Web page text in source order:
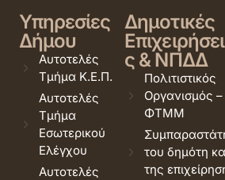
Υπηρεσίες
Δήμου
Αυτοτελές
Τμήμα Κ.Ε.Π.
Αυτοτελές
Τμήμα
Εσωτερικού
Ελέγχου
Αυτοτελές
Δημοτικές
Επιχειρήσει
ς & ΝΠΔΔ
Πολιτιστικός
Οργανισμός –
ΦΤΜΜ
του δημότη
της